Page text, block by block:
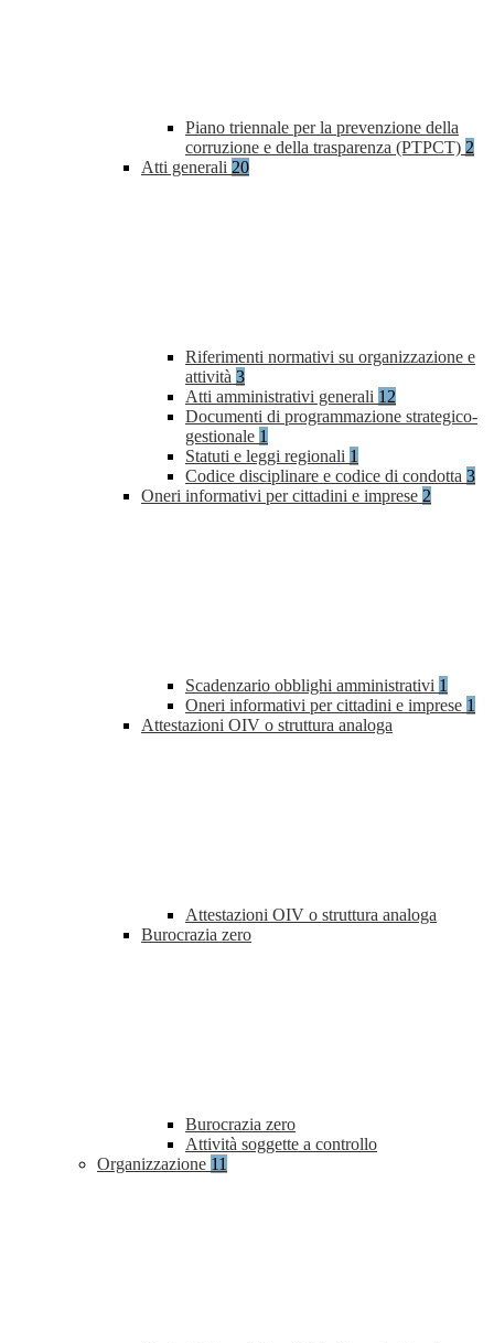
Piano triennale per la prevenzione della
corruzione e della trasparenza (PTPCT) 2
Atti generali 20
Riferimenti normativi su organizzazione e
attività 3
Atti amministrativi generali 12
Documenti di programmazione strategico-
gestionale 1
Statuti e leggi regionali 1
Codice disciplinare e codice di condotta 3
Oneri informativi per cittadini e imprese 2
Scadenzario obblighi amministrativi 1
Oneri informativi per cittadini e imprese 1
Attestazioni OIV o struttura analoga
Attestazioni OIV o struttura analoga
Burocrazia zero
Burocrazia zero
Attività soggette a controllo
Organizzazione 11